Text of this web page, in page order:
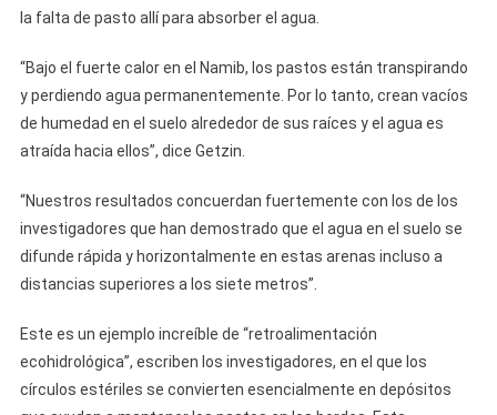
la falta de pasto allí para absorber el agua.
“Bajo el fuerte calor en el Namib, los pastos están transpirando
y perdiendo agua permanentemente. Por lo tanto, crean vacíos
de humedad en el suelo alrededor de sus raíces y el agua es
atraída hacia ellos”, dice Getzin.
“Nuestros resultados concuerdan fuertemente con los de los
investigadores que han demostrado que el agua en el suelo se
difunde rápida y horizontalmente en estas arenas incluso a
distancias superiores a los siete metros”.
Este es un ejemplo increíble de “retroalimentación
ecohidrológica”, escriben los investigadores, en el que los
círculos estériles se convierten esencialmente en depósitos